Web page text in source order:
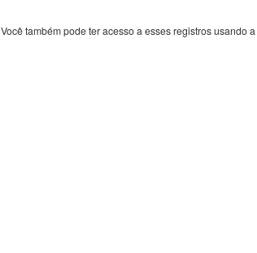
Você também pode ter acesso a esses registros usando a